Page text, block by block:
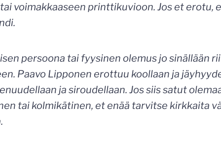
voimakkaaseen printtikuvioon. Jos et erotu,
persoona tai fyysinen olemus jo sinällään
Paavo Lipponen erottuu koollaan ja
ja siroudellaan. Jos siis satut
tai kolmikätinen, et enää tarvitse kirkkaita